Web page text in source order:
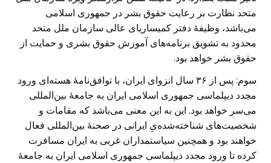
متحد نظارت بر رعایت حقوق بشر در جمهوری اسلامی
می‌باشد، وظیفهٔ دفتر کمیساریای عالی سازمان ملل متحد
محدود به تشویق برنامه‌های آموزش حقوق بشری و حمایت از
حقوق بشر خواهد بود.
سوم:
پس از ۳۶ سال انزوای ایران، با توافق‌نامهٔ هسته‌ای ورود
مجدد دیپلماسی جمهوری اسلامی ایران به جامعهٔ بین‌المللی
می‌سر خواهد بود. این به این معنی می‌باشد که مقامات و
شخصیت‌های شناخته‌شده‌یِ ایرانی در صحنهٔ بین‌المللی فعال
خواهند بود و همچنین سیاستمداران غربی به ایران مسافرت
کرده تا ورود مجدد دیپلماسی جمهوری اسلامی ایران به جامعهٔ